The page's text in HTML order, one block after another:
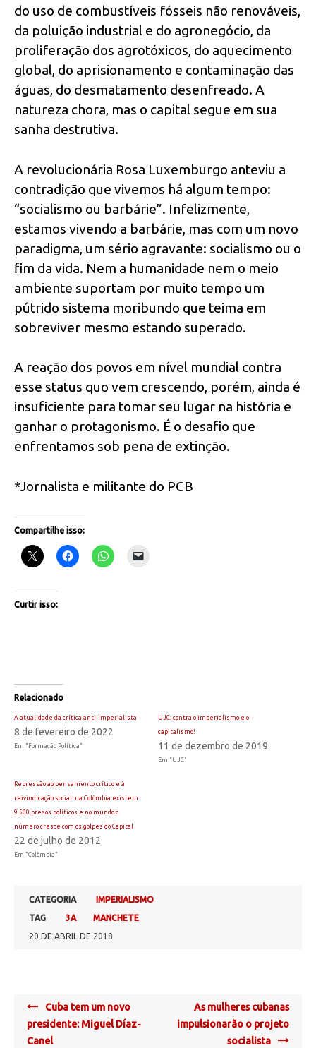
do uso de combustíveis fósseis não renováveis,
da poluição industrial e do agronegócio, da
proliferação dos agrotóxicos, do aquecimento
global, do aprisionamento e contaminação das
águas, do desmatamento desenfreado. A
natureza chora, mas o capital segue em sua
sanha destrutiva.
A revolucionária Rosa Luxemburgo anteviu a
contradição que vivemos há algum tempo:
“socialismo ou barbárie”. Infelizmente,
estamos vivendo a barbárie, mas com um novo
paradigma, um sério agravante: socialismo ou o
fim da vida. Nem a humanidade nem o meio
ambiente suportam por muito tempo um
pútrido sistema moribundo que teima em
sobreviver mesmo estando superado.
A reação dos povos em nível mundial contra
esse status quo vem crescendo, porém, ainda é
insuficiente para tomar seu lugar na história e
ganhar o protagonismo. É o desafio que
enfrentamos sob pena de extinção.
*Jornalista e militante do PCB
Compartilhe isso:
Curtir isso:
Relacionado
A atualidade da crítica anti-imperialista
8 de fevereiro de 2022
Em "Formação Política"
UJC: contra o imperialismo e o
capitalismo!
11 de dezembro de 2019
Em "UJC"
Repressão ao pensamento crítico e à
reivindicação social: na Colômbia existem
9.500 presos políticos e no mundo o
número cresce com os golpes do Capital
22 de julho de 2012
Em "Colômbia"
CATEGORIA
IMPERIALISMO
TAG
3A
MANCHETE
20 DE ABRIL DE 2018
Post
navigation
Cuba tem um novo
presidente: Miguel Díaz-
Canel
As mulheres cubanas
impulsionarão o projeto
socialista